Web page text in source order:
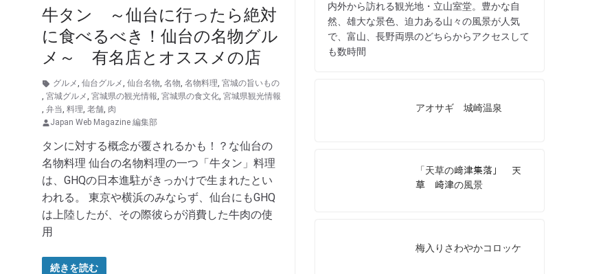
牛タン ～仙台に行ったら絶対
に食べるべき！仙台の名物グル
メ～ 有名店とオススメの店
グルメ, 仙台グルメ, 仙台名物, 名物, 名物料理, 宮城の旨いもの
, 宮城グルメ, 宮城県の観光情報, 宮城県の食文化, 宮城県観光情報
, 弁当, 料理, 老舗, 肉
Japan Web Magazine 編集部
タンに対する概念が覆されるかも！？な仙台の
名物料理 仙台の名物料理の一つ「牛タン」料理
は、GHQの日本進駐がきっかけで生まれたとい
われる。 東京や横浜のみならず、仙台にもGHQ
は上陸したが、その際彼らが消費した牛肉の使
用
続きを読む
内外から訪れる観光地・立山室堂。豊かな自
然、雄大な景色、迫力ある山々の風景が人気
で、富山、長野両県のどちらからアクセスして
も数時間
アオサギ 城崎温泉
「天草の﨑津集落」 天
草 崎津の風景
梅入りさわやかコロッケ